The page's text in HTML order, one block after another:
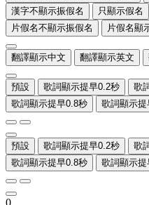
漢字不顯示振假名
只顯示假名
片假名不顯示振假名
片假名顯
翻譯顯示中文 翻譯顯示英文
預設 歌詞顯示提早0.2秒 歌
歌詞顯示提早0.8秒
歌詞顯示
預設 歌詞顯示提早0.2秒 歌
歌詞顯示提早0.8秒
歌詞顯示
0